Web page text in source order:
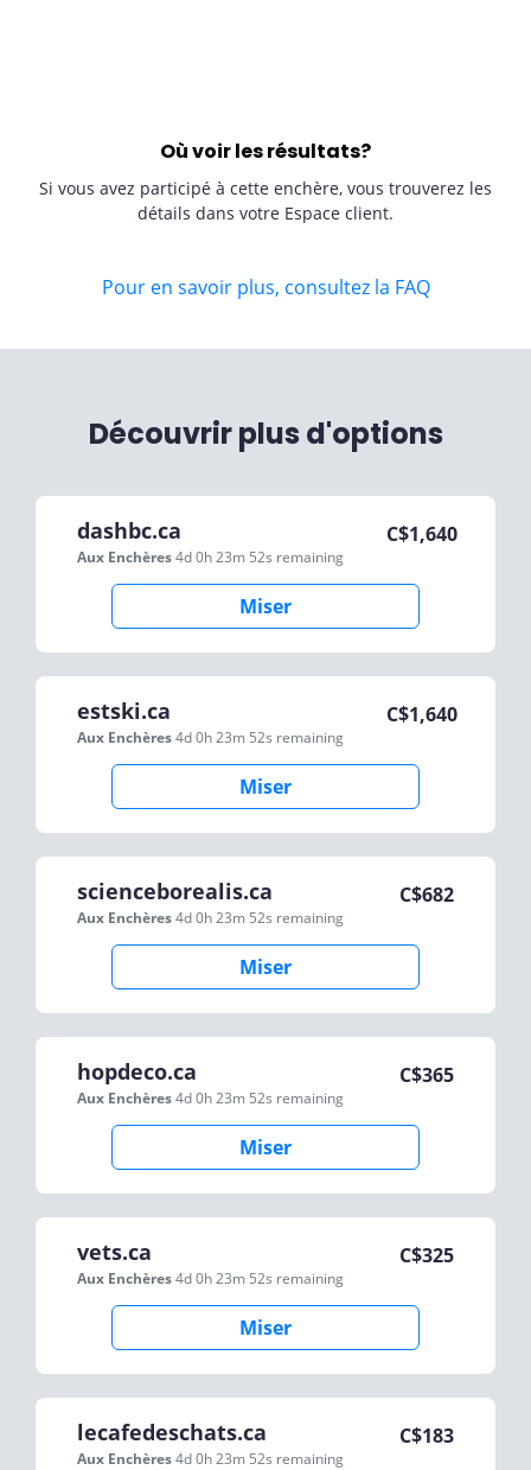
Où voir les résultats?
Si vous avez participé à cette enchère, vous trouverez les
détails dans votre Espace client.
Pour en savoir plus, consultez la FAQ
Découvrir plus d'options
dashbc.ca
Aux Enchères4d 0h 23m 52s remaining
C$1,640
Miser
estski.ca
Aux Enchères4d 0h 23m 52s remaining
C$1,640
Miser
scienceborealis.ca
Aux Enchères4d 0h 23m 52s remaining
C$682
Miser
hopdeco.ca
Aux Enchères4d 0h 23m 52s remaining
C$365
Miser
vets.ca
Aux Enchères4d 0h 23m 52s remaining
C$325
Miser
lecafedeschats.ca
Aux Enchères4d 0h 23m 52s remaining
C$183